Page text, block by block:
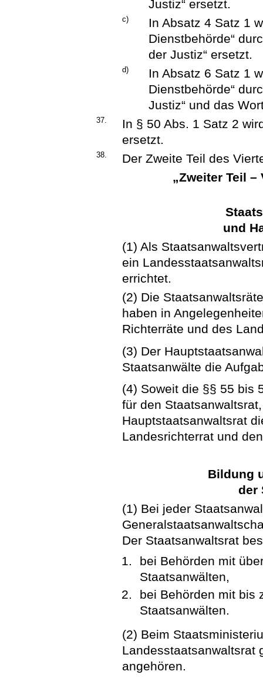
Justiz“ ersetzt.
c)
In Absatz 4 Satz 1
Dienstbehörde“
der Justiz“ ersetzt.
d)
In Absatz 6 Satz 1
Dienstbehörde“
Justiz“ und das
37.
In § 50 Abs. 1 Satz 2
ersetzt.
38.
Der Zweite Teil des
„Zweiter Teil
und
(1) Als
ein
errichtet.
(2) Die
haben in
Richterräte und des
(3) Der
Staatsanwälte die
(4) Soweit die §§ 55 bis
für den
Hauptstaatsanwaltsrat
Landesrichterrat und
Bildung
der
(1) Bei jeder
Der Staatsanwaltsrat
bei Behörden mit
Staatsanwälten,
bei Behörden mit bis
Staatsanwälten.
(2) Beim
Landesstaatsanwaltsrat
angehören.